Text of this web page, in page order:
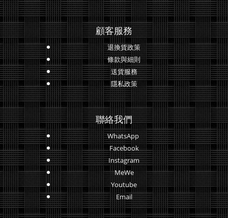
顧客服務
退換貨政策
條款與細則
送貨服務
隱私政策
聯絡我們
WhatsApp
Facebook
Instagram
MeWe
Youtube
Email